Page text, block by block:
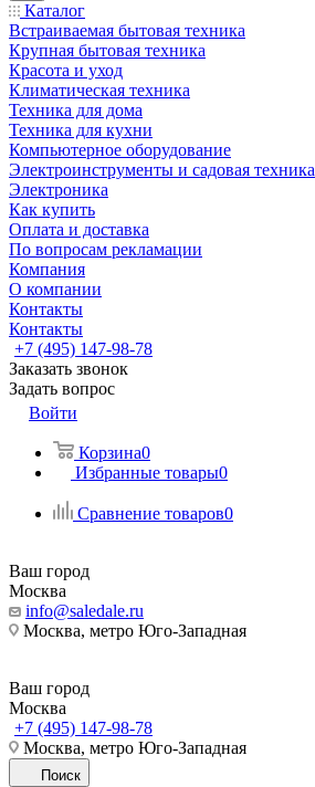
Каталог
Встраиваемая бытовая техника
Крупная бытовая техника
Красота и уход
Климатическая техника
Техника для дома
Техника для кухни
Компьютерное оборудование
Электроинструменты и садовая техника
Электроника
Как купить
Оплата и доставка
По вопросам рекламации
Компания
О компании
Контакты
Контакты
+7 (495) 147-98-78
Заказать звонок
Задать вопрос
Войти
Корзина0
Избранные товары0
Сравнение товаров0
Ваш город
Москва
info@saledale.ru
Москва, метро Юго-Западная
Ваш город
Москва
+7 (495) 147-98-78
Москва, метро Юго-Западная
Поиск